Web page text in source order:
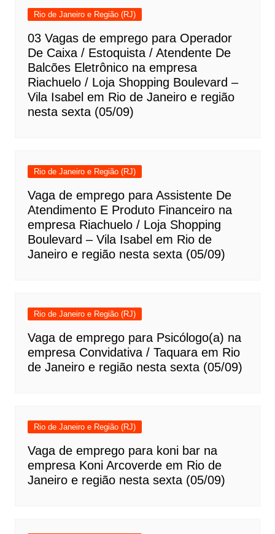
Rio de Janeiro e Região (RJ)
03 Vagas de emprego para Operador
De Caixa / Estoquista / Atendente De
Balcões Eletrônico na empresa
Riachuelo / Loja Shopping Boulevard –
Vila Isabel em Rio de Janeiro e região
nesta sexta (05/09)
Rio de Janeiro e Região (RJ)
Vaga de emprego para Assistente De
Atendimento E Produto Financeiro na
empresa Riachuelo / Loja Shopping
Boulevard – Vila Isabel em Rio de
Janeiro e região nesta sexta (05/09)
Rio de Janeiro e Região (RJ)
Vaga de emprego para Psicólogo(a) na
empresa Convidativa / Taquara em Rio
de Janeiro e região nesta sexta (05/09)
Rio de Janeiro e Região (RJ)
Vaga de emprego para koni bar na
empresa Koni Arcoverde em Rio de
Janeiro e região nesta sexta (05/09)